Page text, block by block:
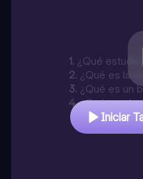
1. ¿Qué estudia
2. ¿Qué es la
3. ¿Qué es un
4. ¿Qué es el
Iniciar